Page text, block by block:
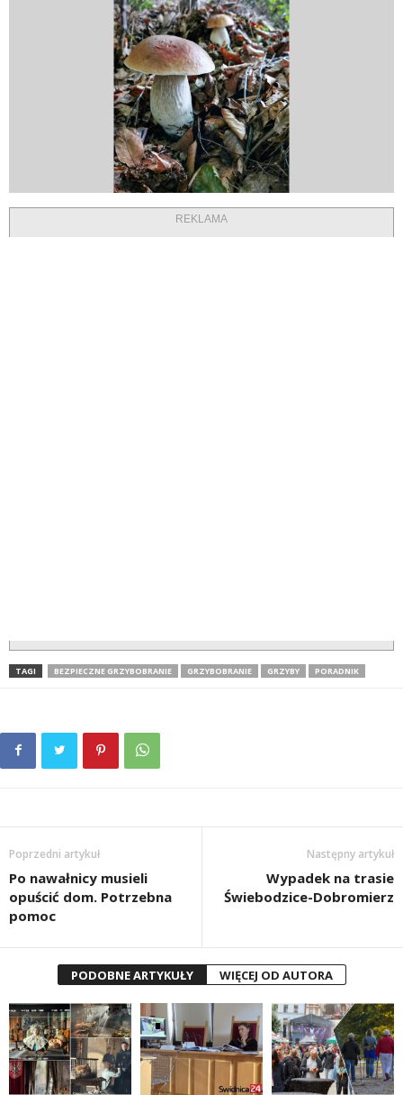
REKLAMA
TAGI BEZPIECZNE GRZYBOBRANIE GRZYBOBRANIE GRZYBY PORADNIK
Poprzedni artykuł
Po nawałnicy musieli
opuścić dom. Potrzebna
pomoc
Następny artykuł
Wypadek na trasie
Świebodzice-Dobromierz
PODOBNE ARTYKUŁY WIĘCEJ OD AUTORA